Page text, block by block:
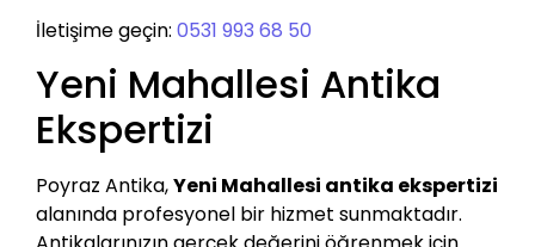
İletişime geçin: 0531 993 68 50
Yeni Mahallesi Antika
Ekspertizi
Poyraz Antika,Yeni Mahallesi antika ekspertizi
alanında profesyonel bir hizmet sunmaktadır.